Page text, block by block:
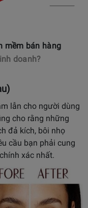
mềm bán hàng
doanh?
lẫn cho người dùng
cho rằng những
đả kích, bôi nhọ
cầu bạn phải cung
xác nhất.